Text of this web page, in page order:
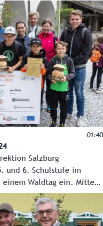
Herbst 2023 konnten die
Zimmer
01:40
Salzburg
und 6. Schulstufe im
einem Waldtag ein. Mitten
Sträuchern, bekommen
essentielles Wissen
wird jene Klasse